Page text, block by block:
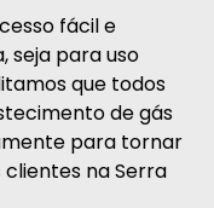
fácil e
seja para uso
que todos
de gás
para tornar
na Serra